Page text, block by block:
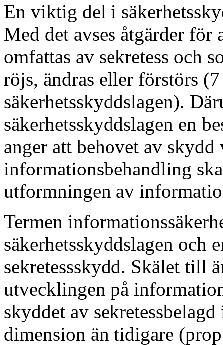
En viktig del i
Med det avses åtgärder
omfattas av sekretess och
röjs, ändras eller förstörs
säkerhetsskyddslagen).
säkerhetsskyddslagen en
anger att behovet av
informationsbehandling
utformningen av
Termen
säkerhetsskyddslagen och
sekretessskydd. Skälet till
utvecklingen på
skyddet av
dimension än tidigare